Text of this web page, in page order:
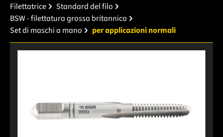
Filettatrice
Standard del filo
BSW - filettatura grossa britannica
Set di maschi a mano
per applicazioni normali